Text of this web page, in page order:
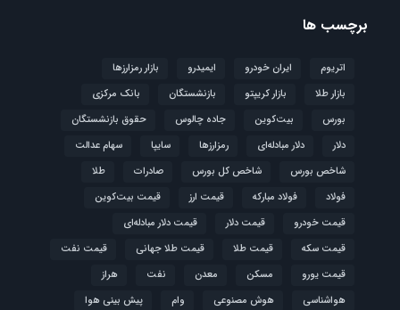
برچسب ها
اتریوم ایران خودرو ایمیدرو
بازار رمزارزها
بازار طلا
بازار کریپتو بازنشستگان
بانک مرکزی
بورس
بیت‌کوین جاده چالوس
حقوق بازنشستگان
دلار
دلار مبادله‌ای رمزارزها سایپا
سهام عدالت
شاخص بورس
شاخص کل بورس صادرات
طلا
فولاد
فولاد مبارکه قیمت ارز
قیمت بیت‌کوین
قیمت خودرو
قیمت دلار
قیمت دلار مبادله‌ای
قیمت سکه
قیمت طلا قیمت طلا جهانی
قیمت نفت
قیمت یورو
مسکن معدن نفت
هراز
هواشناسی
هوش مصنوعی وام پیش بینی هوا